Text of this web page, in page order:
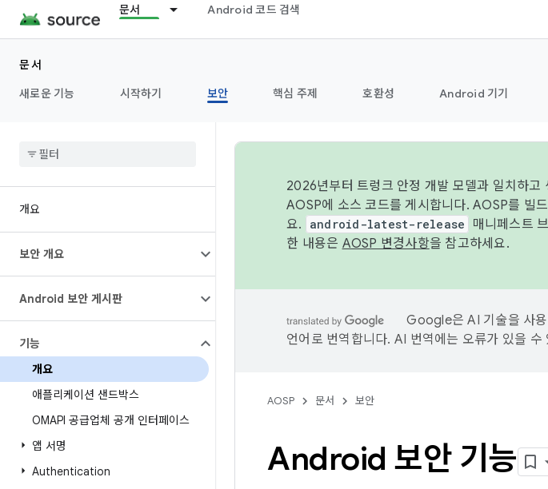
문서 Android 코드 검색
문서
새로운 기능
시작하기 보안 핵심 주제 호환성 Android 기기
개요
보안 개요
Android 보안 게시판
기능
개요
애플리케이션 샌드박스
OMAPI 공급업체 공개 인터페이스
앱 서명
Authentication
2026년부터 트렁크 안정 개발 모델과 일치하고
AOSP에 소스 코드를 게시합니다. AOSP를 빌
요.
android-latest-release
매니페스트
한 내용은 AOSP 변경사항을 참고하세요.
Google은 AI 기술을 사
언어로 번역합니다. AI 번역에는 오류가 있을 수
AOSP 문서 보안
Android 보안 기능